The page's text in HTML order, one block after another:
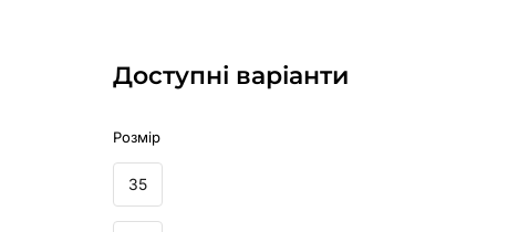
Доступні варіанти
Розмір
35